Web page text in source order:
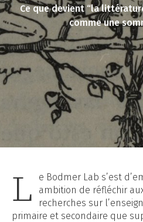
Ce que devient “la
comme une
L
e Bodmer Lab s’est
ambition de réfléchir
recherches sur
primaire et secondaire que